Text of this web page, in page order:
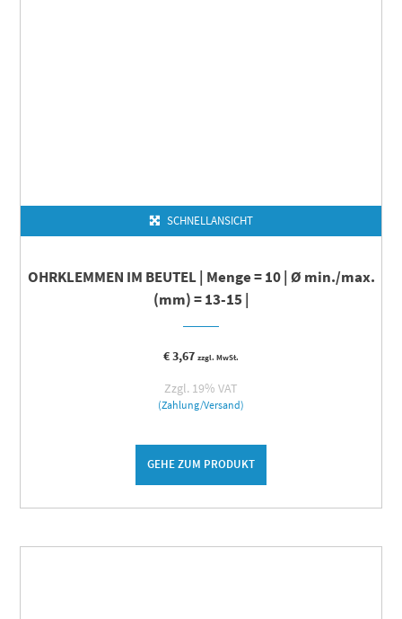
SCHNELLANSICHT
OHRKLEMMEN IM BEUTEL | Menge = 10 | Ø min./max.
(mm) = 13-15 |
€3,67 zzgl. MwSt.
Zzgl. 19% VAT
(Zahlung/Versand)
GEHE ZUM PRODUKT